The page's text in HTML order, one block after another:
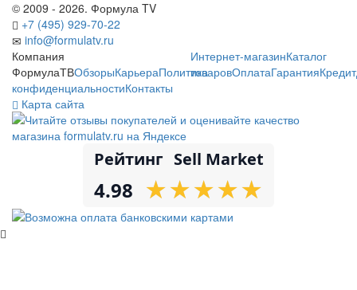
© 2009 - 2026. Формула TV
+7 (495) 929-70-22
info@formulatv.ru
Компания
ФормулаТВОбзорыКарьераПолитика
конфиденциальностиКонтакты
Интернет-магазинКаталог
товаровОплатаГарантияКредит
Карта сайта
Рейтинг Sell Market
4.98 ★
★★
★★
★★
★★
★